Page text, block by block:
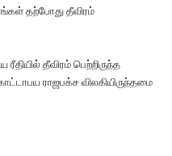
தற்போது தீவிரம்
தீவிரம் பெற்றிருந்த
ராஜபக்ச விலகியிருந்தமை